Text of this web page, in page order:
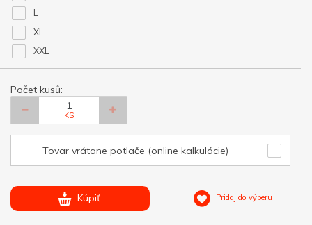
L
XL
XXL
Počet kusů:
KS
Tovar vrátane potlače (online kalkulácie)
Kúpiť Pridaj do výberu